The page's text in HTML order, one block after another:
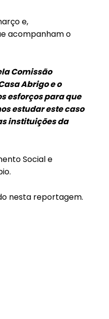
e,
acompanham o
Comissão
Abrigo e o
esforços para que
estudar este caso
instituições da
Social e
nesta reportagem.